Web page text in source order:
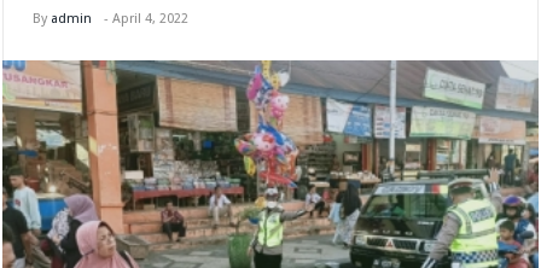
By admin -April 4, 2022